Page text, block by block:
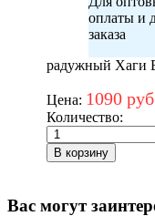
оплаты и
заказа
радужный Хаги
Цена: 1090
Количество:
Вас могут